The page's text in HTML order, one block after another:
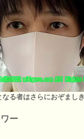
なる者はさらにおぞまし
ー